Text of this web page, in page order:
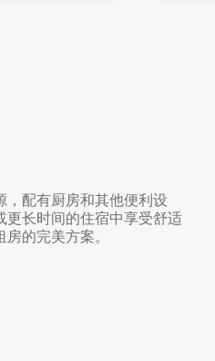
，配有厨房和其他便利设
更长时间的住宿中享受舒适
的完美方案。